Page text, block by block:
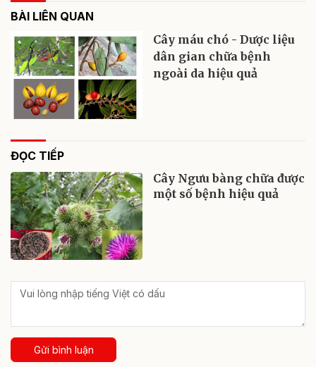
BÀI LIÊN QUAN
Cây máu chó - Dược liệu
dân gian chữa bệnh
ngoài da hiệu quả
ĐỌC TIẾP
Cây Ngưu bàng chữa được
một số bệnh hiệu quả
Gửi bình luận